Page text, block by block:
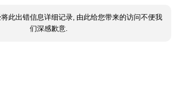
将此出错信息详细记录, 由此给您带来的访问不便我
们深感歉意.